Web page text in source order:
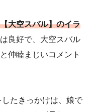
大空スバル】のイラ
良好で、大空スバル
と仲睦まじいコメント
たきっかけは、娘で